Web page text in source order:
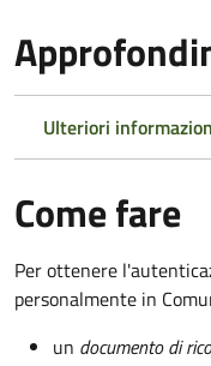
Ulteriori
Come fare
Per ottenere
personalmente in
un documento di